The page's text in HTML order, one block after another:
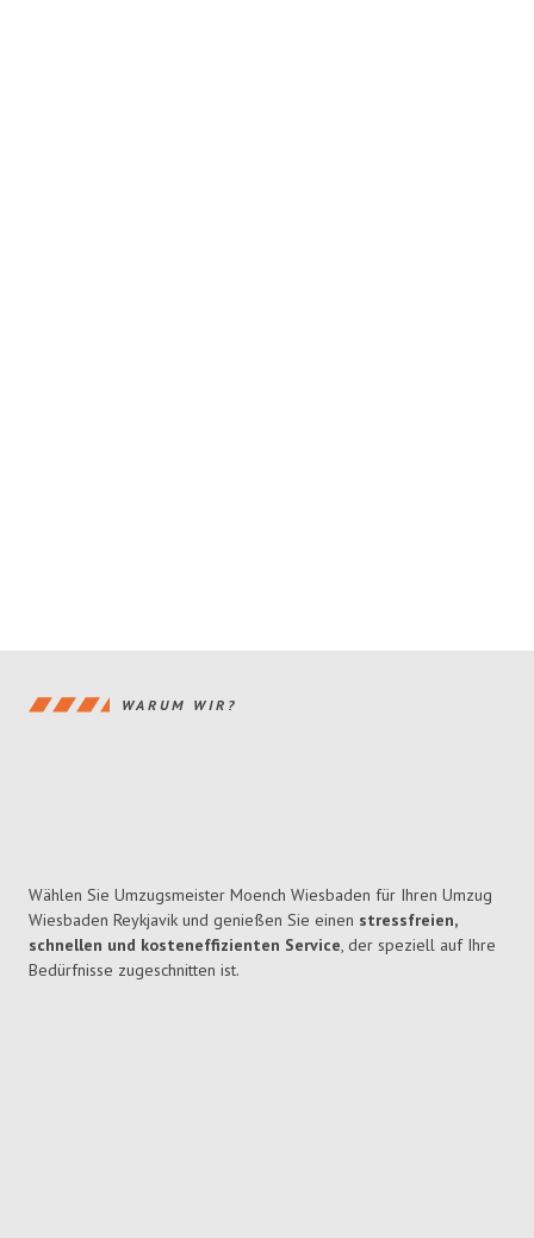
WARUM WIR?
Wählen Sie Umzugsmeister Moench Wiesbaden für Ihren Umzug
Wiesbaden Reykjavik und genießen Sie einen stressfreien,
schnellen und kosteneffizienten Service, der speziell auf Ihre
Bedürfnisse zugeschnitten ist.